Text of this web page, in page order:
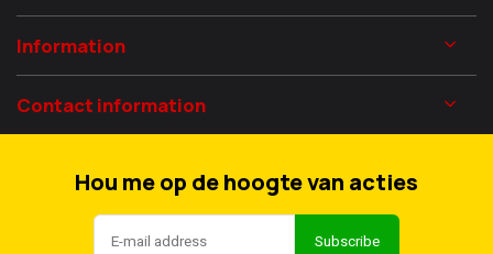
Information
Contact information
Hou me op de hoogte van acties
Subscribe